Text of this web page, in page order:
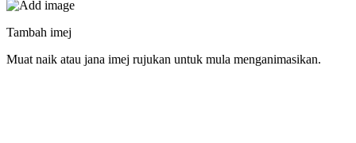
Tambah imej
Muat naik atau jana imej rujukan untuk mula menganimasikan.